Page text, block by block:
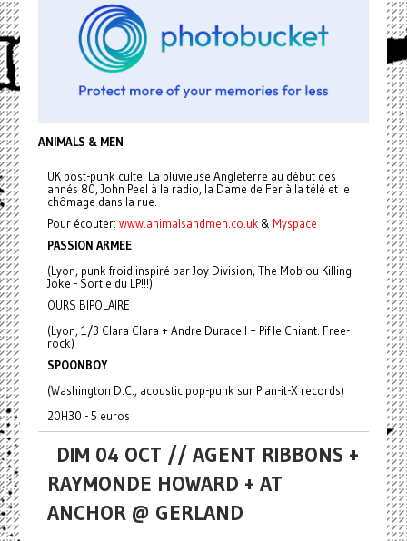
ANIMALS & MEN
UK post-punk culte! La pluvieuse Angleterre au début des
annés 80, John Peel à la radio, la Dame de Fer à la télé et le
chômage dans la rue.
Pour écouter: www.animalsandmen.co.uk& Myspace
PASSION ARMEE
(Lyon, punk froid inspiré par Joy Division, The Mob ou Killing
Joke - Sortie du LP!!!)
OURS BIPOLAIRE
(Lyon, 1/3 Clara Clara + Andre Duracell + Pif le Chiant. Free-
rock)
SPOONBOY
(Washington D.C., acoustic pop-punk sur Plan-it-X records)
20H30 - 5 euros
DIM 04 OCT // AGENT RIBBONS +
RAYMONDE HOWARD + AT
ANCHOR @ GERLAND